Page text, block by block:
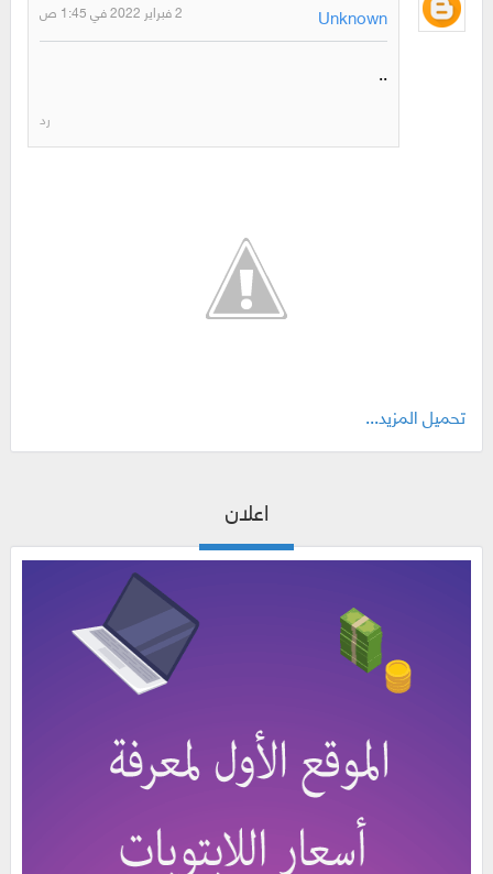
Unknown 2 فبراير 2022 في 1:45 ص
..
رد
تحميل المزيد...
اعلان